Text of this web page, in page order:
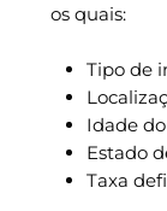
os quais:
Tipo de
Idade
Estado
Taxa